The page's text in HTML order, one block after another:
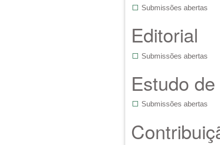
Submissões abertas
Editorial
Submissões abertas
Estudo
Submissões abertas